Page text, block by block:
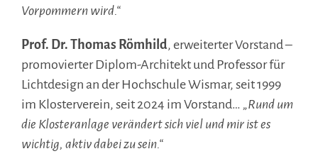
Vorpommern wird.“
Prof. Dr. Thomas Römhild, erweiterter Vorstand –
promovierter Diplom-Architekt und Professor für
Lichtdesign an der Hochschule Wismar, seit 1999
im Klosterverein, seit 2024 im Vorstand… „Rund um
die Klosteranlage verändert sich viel und mir ist es
wichtig, aktiv dabei zu sein.“